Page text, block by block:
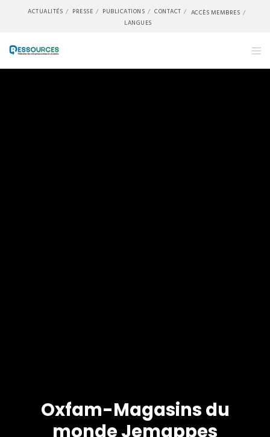
ACTUALITÉS PRESSE PUBLICATIONS CONTACT
ACCÈS MEMBRES
LANGUES
Oxfam-Magasins du
monde Jemappes